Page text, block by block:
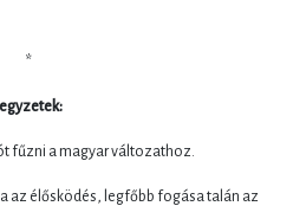
*
fűzni a magyar változathoz.
az élősködés, legfőbb fogása talán az